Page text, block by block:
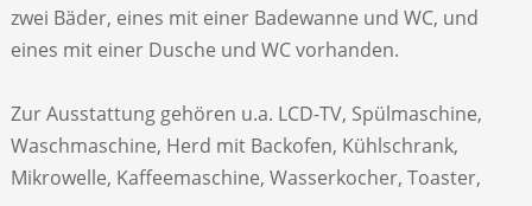
zwei Bäder, eines mit einer Badewanne und WC, und
eines mit einer Dusche und WC vorhanden.
Zur Ausstattung gehören u.a. LCD-TV, Spülmaschine,
Waschmaschine, Herd mit Backofen, Kühlschrank,
Mikrowelle, Kaffeemaschine, Wasserkocher, Toaster,